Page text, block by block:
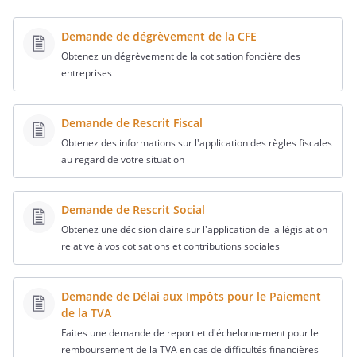
Demande de dégrèvement de la CFE
Obtenez un dégrèvement de la cotisation foncière des
entreprises
Demande de Rescrit Fiscal
Obtenez des informations sur l'application des règles fiscales
au regard de votre situation
Demande de Rescrit Social
Obtenez une décision claire sur l'application de la législation
relative à vos cotisations et contributions sociales
Demande de Délai aux Impôts pour le Paiement
de la TVA
Faites une demande de report et d'échelonnement pour le
remboursement de la TVA en cas de difficultés financières